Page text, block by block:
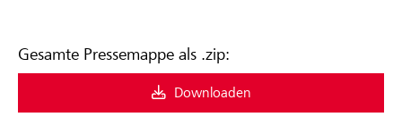
Gesamte Pressemappe als .zip:
Downloaden